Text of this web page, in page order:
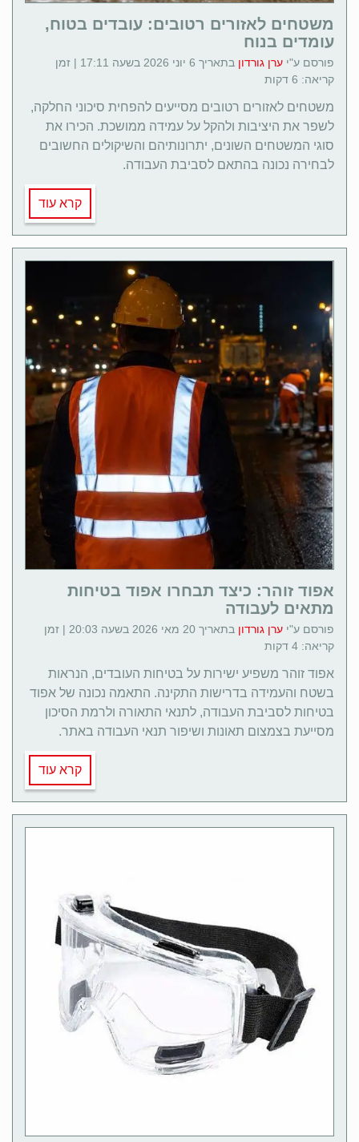
משטחים לאזורים רטובים: עובדים בטוח,
עומדים בנוח
פורסם ע"י ערן גורדון
בתאריך 6 יוני 2026 בשעה 17:11 | זמן
קריאה: 6 דקות
משטחים לאזורים רטובים מסייעים להפחית סיכוני החלקה,
לשפר את היציבות ולהקל על עמידה ממושכת. הכירו את
סוגי המשטחים השונים, יתרונותיהם והשיקולים החשובים
לבחירה נכונה בהתאם לסביבת העבודה.
קרא עוד
אפוד זוהר: כיצד תבחרו אפוד בטיחות
מתאים לעבודה
פורסם ע"י ערן גורדון
בתאריך 20 מאי 2026 בשעה 20:03 | זמן
קריאה: 4 דקות
אפוד זוהר משפיע ישירות על בטיחות העובדים, הנראות
בשטח והעמידה בדרישות התקינה. התאמה נכונה של אפוד
בטיחות לסביבת העבודה, לתנאי התאורה ולרמת הסיכון
מסייעת בצמצום תאונות ושיפור תנאי העבודה באתר.
קרא עוד